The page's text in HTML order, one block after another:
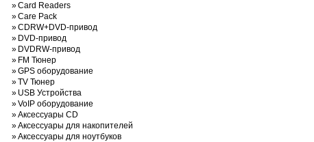
»Card Readers
»Care Pack
»CDRW+DVD-привод
» DVD-привод
» DVDRW-привод
» FM Тюнер
»GPS оборудование
»TV Тюнер
» USB Устройства
»VoIP оборудование
»Аксессуары CD
»Аксессуары для накопителей
»Аксессуары для ноутбуков